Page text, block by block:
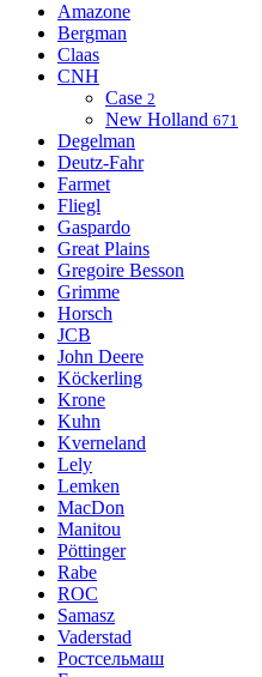
Amazone
Bergman
Claas
CNH
Case 2
New Holland 671
Degelman
Deutz-Fahr
Farmet
Fliegl
Gaspardo
Great Plains
Gregoire Besson
Grimme
Horsch
JCB
John Deere
Köckerling
Krone
Kuhn
Kverneland
Lely
Lemken
MacDon
Manitou
Pöttinger
Rabe
ROC
Samasz
Vaderstad
Ростсельмаш